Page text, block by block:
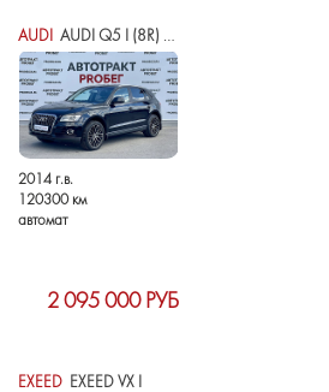
AUDI AUDI Q5 I (8R) РЕСТАЙЛИНГ
2014 г.в.
120300 км
автомат
2 095 000 РУБ
EXEED EXEED VX I